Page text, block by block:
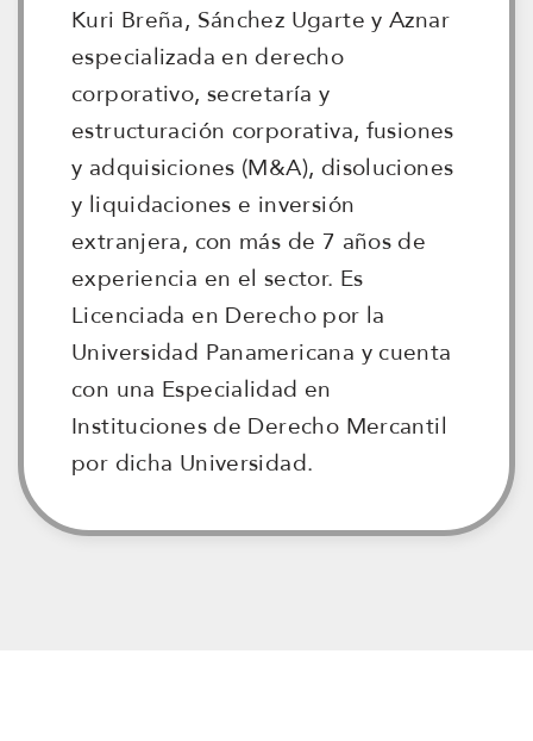
Kuri Breña, Sánchez Ugarte y Aznar
especializada en derecho
corporativo, secretaría y
estructuración corporativa, fusiones
y adquisiciones (M&A), disoluciones
y liquidaciones e inversión
extranjera, con más de 7 años de
experiencia en el sector. Es
Licenciada en Derecho por la
Universidad Panamericana y cuenta
con una Especialidad en
Instituciones de Derecho Mercantil
por dicha Universidad.